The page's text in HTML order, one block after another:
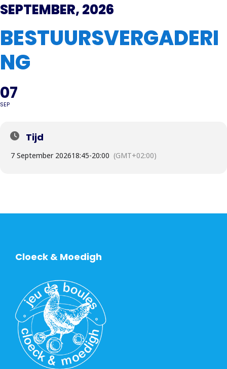
SEPTEMBER, 2026
BESTUURSVERGADERI
NG
07
SEP
Tijd
7 September 202618:45-20:00 (GMT+02:00)
Cloeck & Moedigh